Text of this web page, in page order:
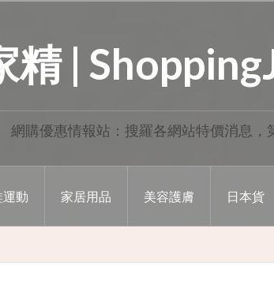
精 |
網購優惠情報站：搜羅各網站特價消息，
動 家居用品 美容護膚 日本貨